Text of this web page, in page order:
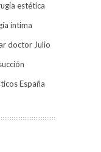
estética
íntima
doctor Julio
España